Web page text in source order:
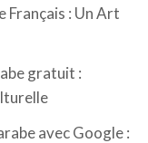
Français : Un Art
gratuit :
avec Google :